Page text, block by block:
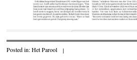
Posted in:Het Parool |